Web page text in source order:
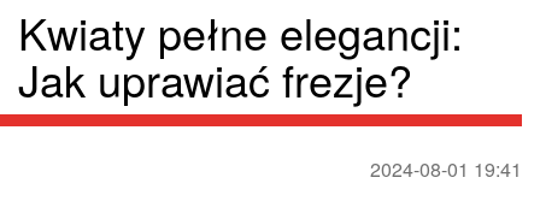
Kwiaty pełne elegancji:
Jak uprawiać frezje?
2024-08-01 19:41